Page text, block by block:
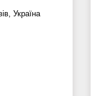
Україна